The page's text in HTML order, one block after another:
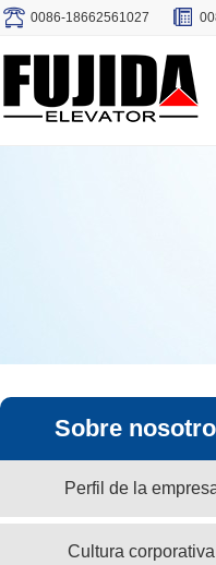
0086-18662561027
Sobre
Perfil de la
Cultura corporativa